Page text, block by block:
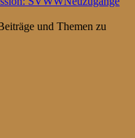
und Themen zu